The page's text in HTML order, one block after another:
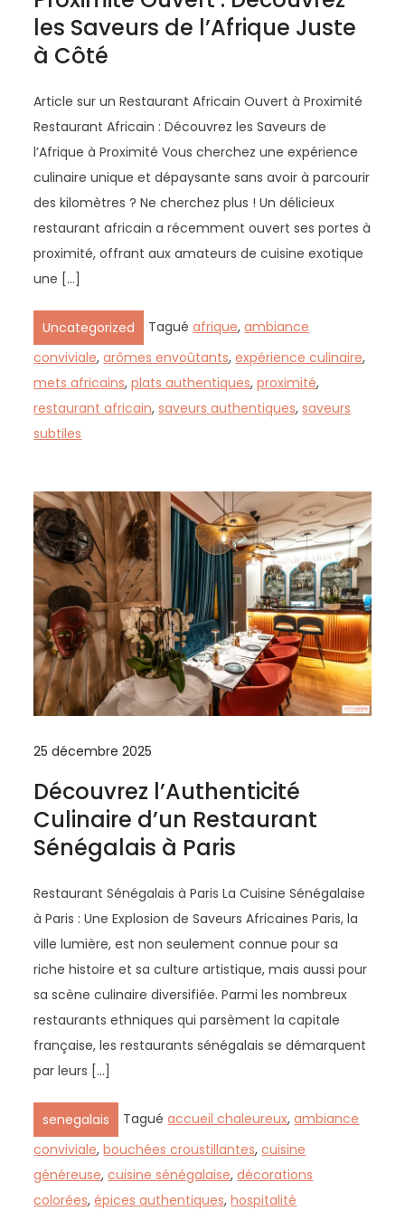
les Saveurs de l’Afrique Juste
à Côté
Article sur un Restaurant Africain Ouvert à Proximité
Restaurant Africain : Découvrez les Saveurs de
l’Afrique à Proximité Vous cherchez une expérience
culinaire unique et dépaysante sans avoir à parcourir
des kilomètres ? Ne cherchez plus ! Un délicieux
restaurant africain a récemment ouvert ses portes à
proximité, offrant aux amateurs de cuisine exotique
une […]
Uncategorized Taguéafrique,ambiance
conviviale,arômes envoûtants,expérience culinaire,
mets africains,plats authentiques,proximité,
restaurant africain,saveurs authentiques,saveurs
subtiles
25 décembre 2025
Découvrez l’Authenticité
Culinaire d’un Restaurant
Sénégalais à Paris
Restaurant Sénégalais à Paris La Cuisine Sénégalaise
à Paris : Une Explosion de Saveurs Africaines Paris, la
ville lumière, est non seulement connue pour sa
riche histoire et sa culture artistique, mais aussi pour
sa scène culinaire diversifiée. Parmi les nombreux
restaurants ethniques qui parsèment la capitale
française, les restaurants sénégalais se démarquent
par leurs […]
senegalais Taguéaccueil chaleureux,ambiance
conviviale,bouchées croustillantes,cuisine
généreuse,cuisine sénégalaise,décorations
colorées,épices authentiques,hospitalité